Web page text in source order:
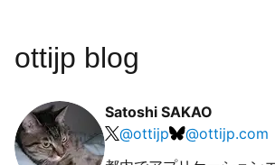
ottijp blog
Satoshi SAKAO
@ottijp @ottijp.com